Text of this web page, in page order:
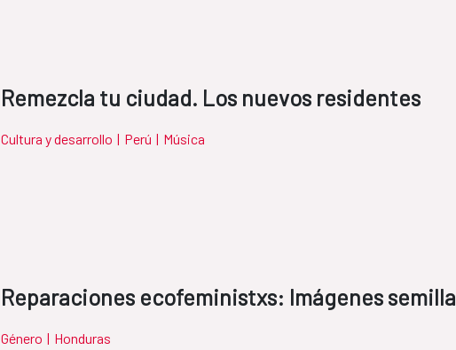
Remezcla tu ciudad. Los nuevos residentes
Cultura y desarrollo | Perú | Música
Reparaciones ecofeministxs: Imágenes semilla
Género | Honduras